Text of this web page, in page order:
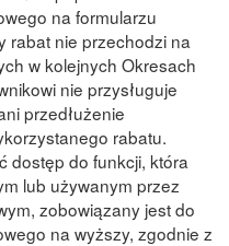
na formularzu
rabat nie przechodzi na
w kolejnych Okresach
nie przysługuje
przedłużenie
rabatu.
dostęp do funkcji, która
lub używanym przez
zobowiązany jest do
na wyższy, zgodnie z